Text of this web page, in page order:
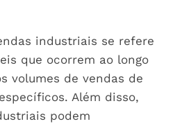
industriais se refere
que ocorrem ao longo
volumes de vendas de
Além disso,
podem